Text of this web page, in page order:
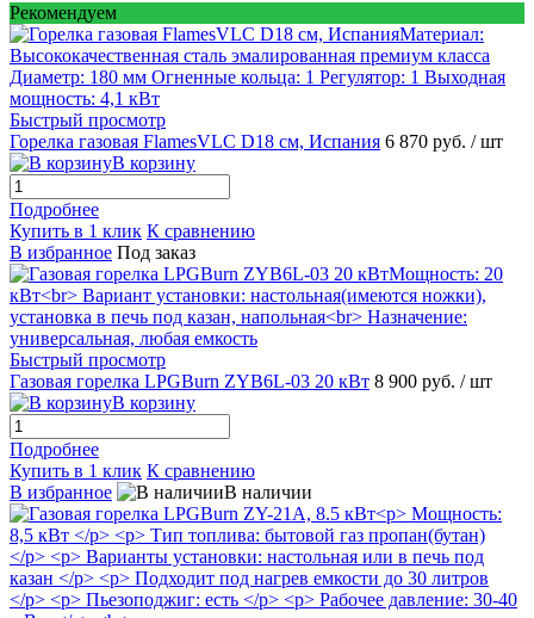
Рекомендуем
Быстрый просмотр
Горелка газовая FlamesVLC D18 см, Испания 6 870 руб. / шт
В корзину
Подробнее
Купить в 1 клик К сравнению
В избранное Под заказ
Быстрый просмотр
Газовая горелка LPGBurn ZYB6L-03 20 кВт 8 900 руб. / шт
В корзину
Подробнее
Купить в 1 клик К сравнению
В избранное
В наличии